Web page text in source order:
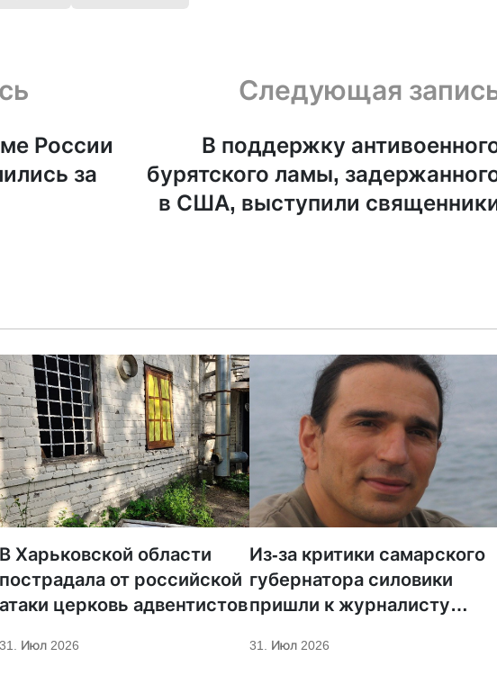
России
за
Следующая
В поддержку
бурятского ламы,
в США, выступили
В Харьковской области
пострадала от российской
атаки церковь адвентистов
31. Июл 2026
Из-за критики самарского
губернатора силовики
пришли к журналисту
31. Июл 2026